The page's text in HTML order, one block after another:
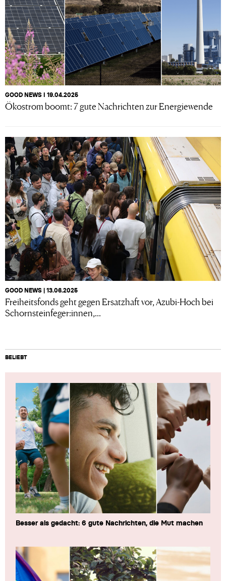
GOOD NEWS I 19.04.2025
Ökostrom boomt: 7 gute Nachrichten zur Energiewende
GOOD NEWS | 13.06.2025
Freiheitsfonds geht gegen Ersatzhaft vor, Azubi-Hoch bei
Schornsteinfeger:innen,...
BELIEBT
Besser als gedacht: 6 gute Nachrichten, die Mut machen